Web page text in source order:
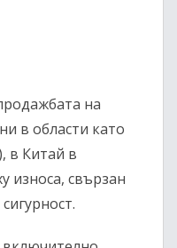
на
в области като
в Китай в
износа, свързан